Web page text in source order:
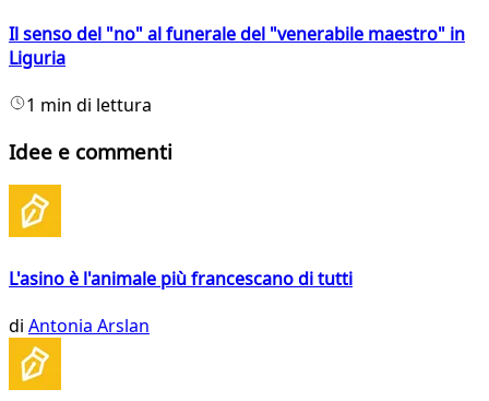
Il senso del "no" al funerale del "venerabile maestro" in
Liguria
1 min di lettura
Idee e commenti
L'asino è l'animale più francescano di tutti
di Antonia Arslan